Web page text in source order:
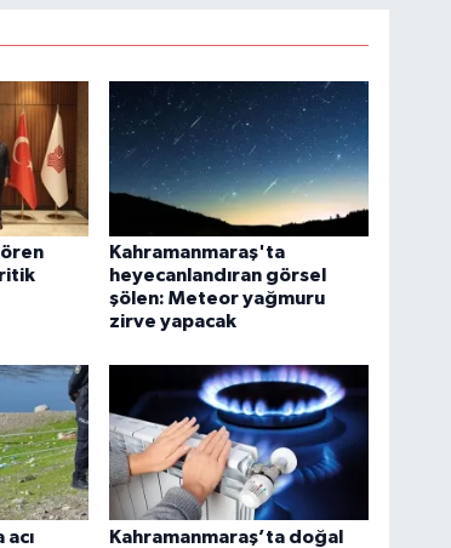
Kahramanmaraş'ta
heyecanlandıran görsel
şölen: Meteor yağmuru
zirve yapacak
Kahramanmaraş’ta doğal